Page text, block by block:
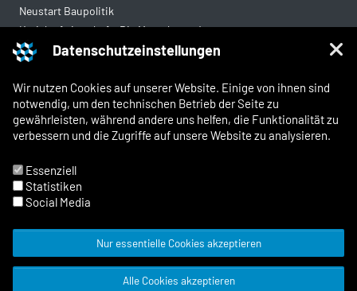
Datenschutzeinstellungen
Wir nutzen Cookies auf unserer Website. Einige von ihnen sind
notwendig, um den technischen Betrieb der Seite zu
gewährleisten, während andere uns helfen, die Funktionalität zu
verbessern und die Zugriffe auf unsere Website zu analysieren.
Essenziell
Statistiken
Social Media
Nur essentielle Cookies akzeptieren
Alle Cookies akzeptieren
Neustart Baupolitik
Kreislaufwirtschaft: Die Mantelverordnung
Mittelstandsgerechte Vergabe
Rechtliches
Kontakt
Impressum
Datenschutz
Whistleblowing und Meldewege
© 2026 Zentralverband Deutsches